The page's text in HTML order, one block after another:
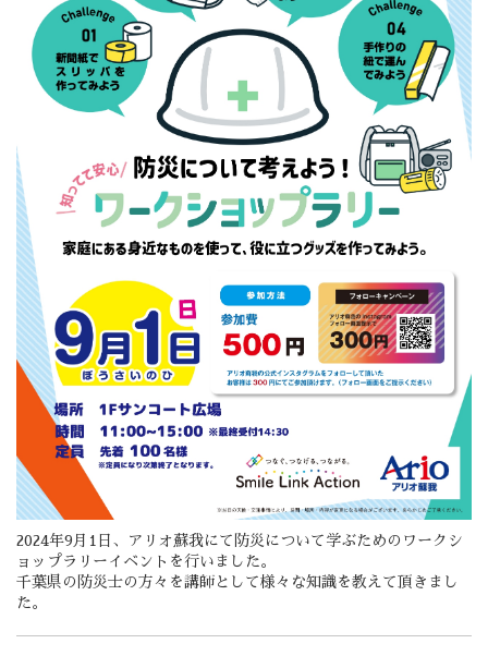
2024年9月1日、アリオ蘇我にて防災について学ぶためのワークシ
ョップラリーイベントを行いました。
千葉県の防災士の方々を講師として様々な知識を教えて頂きまし
た。